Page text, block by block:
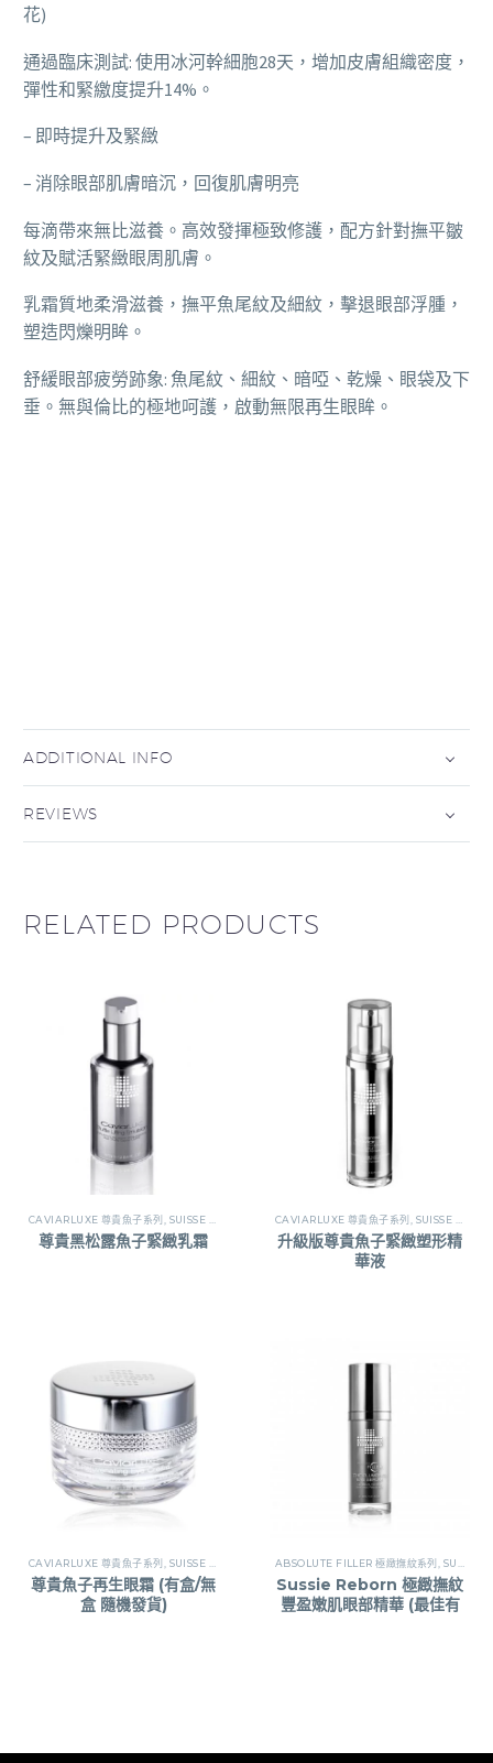
花)
通過臨床測試: 使用冰河幹細胞28天，增加皮膚組織密度，
彈性和緊繳度提升14%。
– 即時提升及緊緻
– 消除眼部肌膚暗沉，回復肌膚明亮
每滴帶來無比滋養。高效發揮極致修護，配方針對撫平皺
紋及賦活緊緻眼周肌膚。
乳霜質地柔滑滋養，撫平魚尾紋及細紋，擊退眼部浮腫，
塑造閃爍明眸。
舒緩眼部疲勞跡象: 魚尾紋、細紋、暗啞、乾燥、眼袋及下
垂。無與倫比的極地呵護，啟動無限再生眼眸。
ADDITIONAL INFO
REVIEWS
RELATED PRODUCTS
CAVIARLUXE 尊貴魚子系列 , SUISSE REBORN瑞斯萊芳
尊貴黑松露魚子緊緻乳霜
CAVIARLUXE 尊貴魚子系列 , SUISSE REBORN瑞斯萊芳
升級版尊貴魚子緊緻塑形精
華液
CAVIARLUXE 尊貴魚子系列 SUISSE REBORN瑞斯萊芳
尊貴魚子再生眼霜 (有盒/無
盒 隨機發貨)
ABSOLUTE FILLER 極緻撫紋系列 SUISSE REBORN瑞斯萊芳
Sussie Reborn 極緻撫紋
豐盈嫩肌眼部精華 (最佳有